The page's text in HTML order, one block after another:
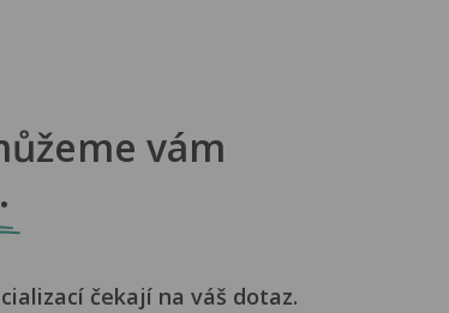
vám
čekají na váš dotaz.